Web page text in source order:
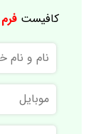
کافیستفرم
نام
و
نام
خانوادگی
موبایل